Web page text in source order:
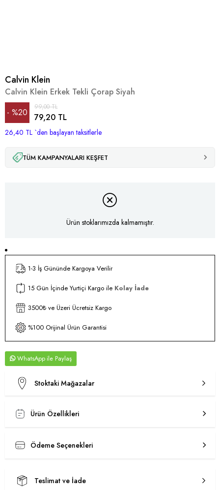
Calvin Klein
Calvin Klein Erkek Tekli Çorap Siyah
%20
İndirim
99,00 TL
79,20 TL
26,40 TL `den başlayan taksitlerle
TÜM KAMPANYALARI KEŞFET
Ürün stoklarımızda kalmamıştır.
1-3 İş Gününde Kargoya Verilir
15 Gün İçinde Yurtiçi Kargo ile Kolay İade
3500₺ ve Üzeri Ücretsiz Kargo
%100 Orijinal Ürün Garantisi
WhatsApp
Stoktaki Mağazalar
Ürün Özellikleri
Ödeme Seçenekleri
Teslimat ve İade